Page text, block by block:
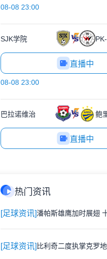
08-08 23:00
SJK学院
直播中
08-08 23:00
巴拉诺维治 鲍
直播中
热门资讯
[足球资讯]
[足球资讯]